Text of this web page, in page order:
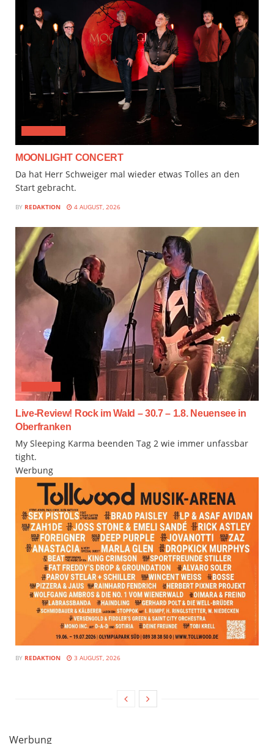
MOONLIGHT CONCERT
Da hat Herr Schweiger mal wieder etwas Tolles an den
Start gebracht.
BY REDAKTION 4 AUGUST, 2026
Live-Review! Rock im Wald – 30.7 – 1.8. Neuensee in
Oberfranken
My Sleeping Karma beenden Tag 2 wie immer unfassbar
tight.
Werbung
BY REDAKTION 3 AUGUST, 2026
Werbung